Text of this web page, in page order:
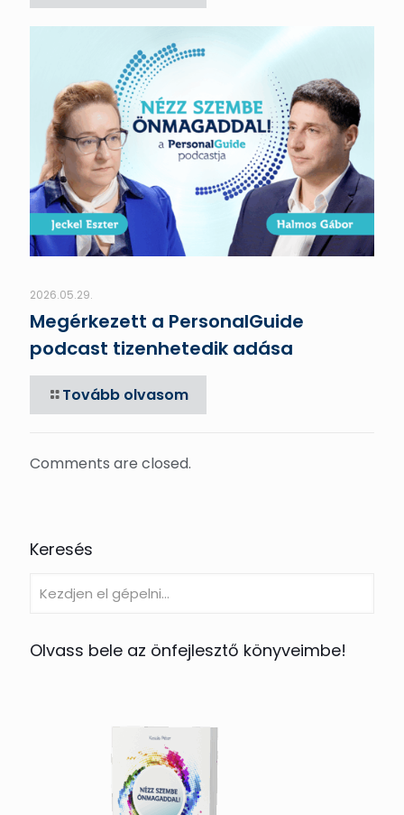
2026.05.29.
Megérkezett a PersonalGuide
podcast tizenhetedik adása
Tovább olvasom
Comments are closed.
Keresés
Olvass bele az önfejlesztő könyveimbe!